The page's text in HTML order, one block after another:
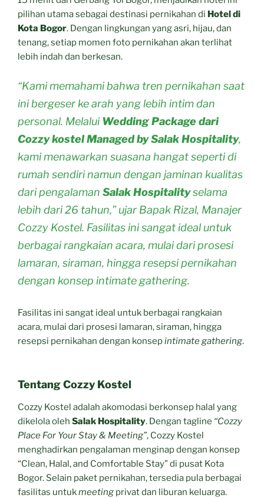
pilihan utama sebagai destinasi pernikahan di Hotel di
Kota Bogor. Dengan lingkungan yang asri, hijau, dan
tenang, setiap momen foto pernikahan akan terlihat
lebih indah dan berkesan.
“Kami memahami bahwa tren pernikahan saat
ini bergeser ke arah yang lebih intim dan
personal. Melalui Wedding Package dari
Cozzy kostel Managed by Salak Hospitality,
kami menawarkan suasana hangat seperti di
rumah sendiri namun dengan jaminan kualitas
dari pengalaman Salak Hospitalityselama
lebih dari 26 tahun,” ujar Bapak Rizal, Manajer
Cozzy Kostel. Fasilitas ini sangat ideal untuk
berbagai rangkaian acara, mulai dari prosesi
lamaran, siraman, hingga resepsi pernikahan
dengan konsep intimate gathering.
Fasilitas ini sangat ideal untuk berbagai rangkaian
acara, mulai dari prosesi lamaran, siraman, hingga
resepsi pernikahan dengan konsepintimate gathering.
Tentang Cozzy Kostel
Cozzy Kostel adalah akomodasi berkonsep halal yang
dikelola oleh Salak Hospitality. Dengan tagline “Cozzy
Place For Your Stay & Meeting”, Cozzy Kostel
menghadirkan pengalaman menginap dengan konsep
“Clean, Halal, and Comfortable Stay” di pusat Kota
Bogor. Selain paket pernikahan, tersedia pula berbagai
fasilitas untukmeeting privat dan liburan keluarga.